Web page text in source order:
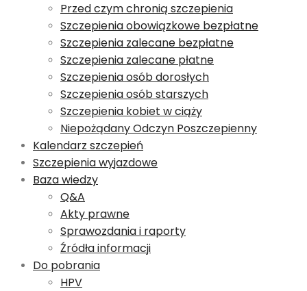
Przed czym chronią szczepienia
Szczepienia obowiązkowe bezpłatne
Szczepienia zalecane bezpłatne
Szczepienia zalecane płatne
Szczepienia osób dorosłych
Szczepienia osób starszych
Szczepienia kobiet w ciąży
Niepożądany Odczyn Poszczepienny
Kalendarz szczepień
Szczepienia wyjazdowe
Baza wiedzy
Q&A
Akty prawne
Sprawozdania i raporty
Źródła informacji
Do pobrania
HPV